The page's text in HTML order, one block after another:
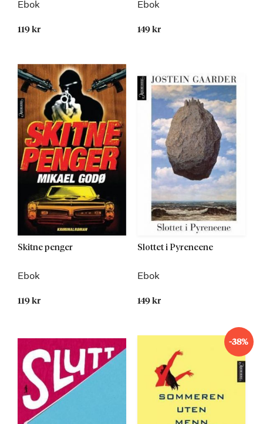
Ebok
119 kr
Ebok
149 kr
Skitne penger
Ebok
119 kr
Slottet i Pyreneene
Ebok
149 kr
-38%